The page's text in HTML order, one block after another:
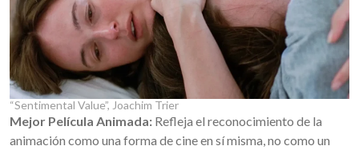
“Sentimental Value”, Joachim Trier
Mejor Película Animada: Refleja el reconocimiento de la
animación como una forma de cine en sí misma, no como un